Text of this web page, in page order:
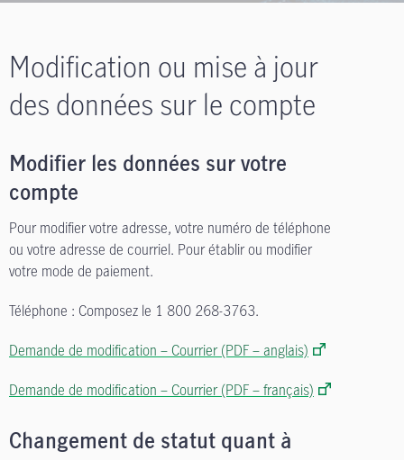
Modification ou mise à jour
des données sur le compte
Modifier les données sur votre
compte
Pour modifier votre adresse, votre numéro de téléphone
ou votre adresse de courriel. Pour établir ou modifier
votre mode de paiement.
Téléphone : Composez le 1 800 268-3763.
Demande de modification – Courrier (PDF – anglais)
Demande de modification – Courrier (PDF – français)
Changement de statut quant à